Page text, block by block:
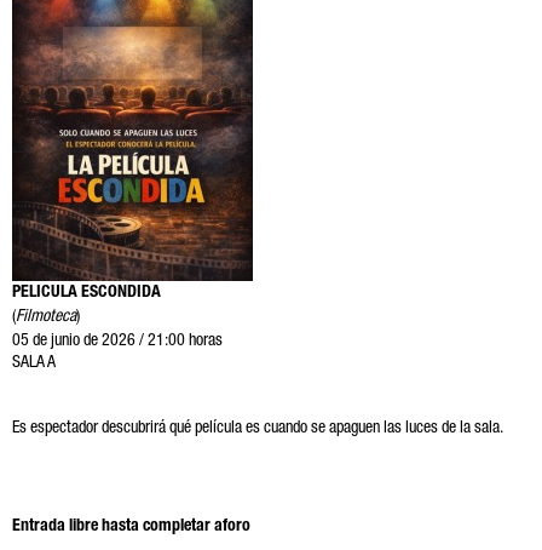
PELICULA ESCONDIDA
(Filmoteca)
05 de junio de 2026 / 21:00 horas
SALA A
Es espectador descubrirá qué película es cuando se apaguen las luces de la sala.
Entrada libre hasta completar aforo